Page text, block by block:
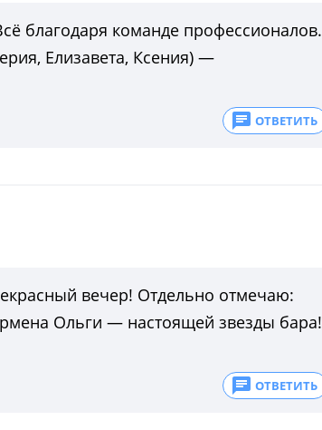
благодаря команде профессионалов.
Елизавета, Ксения) —
ОТВЕТИТЬ
вечер! Отдельно отмечаю:
Ольги — настоящей звезды бара!
ОТВЕТИТЬ